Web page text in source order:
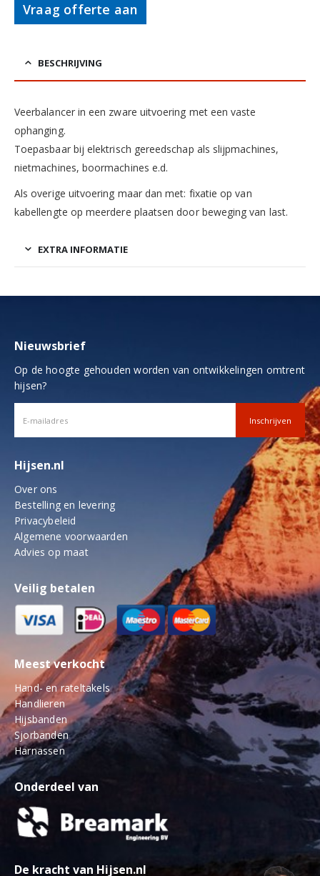
Vraag offerte aan
BESCHRIJVING
Veerbalancer in een zware uitvoering met een vaste
ophanging.
Toepasbaar bij elektrisch gereedschap als slijpmachines,
nietmachines, boormachines e.d.
Als overige uitvoering maar dan met: fixatie op van
kabellengte op meerdere plaatsen door beweging van last.
EXTRA INFORMATIE
Nieuwsbrief
Op de hoogte gehouden worden van ontwikkelingen omtrent
hijsen?
Hijsen.nl
Over ons
Bestelling en levering
Privacybeleid
Algemene voorwaarden
Advies op maat
Veilig betalen
Meest verkocht
Hand- en rateltakels
Handlieren
Hijsbanden
Sjorbanden
Harnassen
Onderdeel van
De kracht van Hijsen.nl